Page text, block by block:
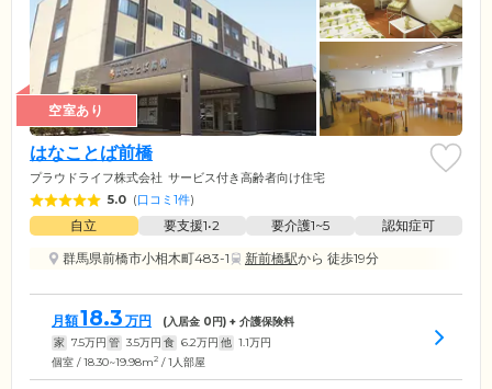
空室あり
はなことば前橋
プラウドライフ株式会社 サービス付き高齢者向け住宅
5.0 (口コミ1件)
自立 要支援1•2 要介護1~5
認知症可
群馬県前橋市小相木町483-1
新前橋駅から 徒歩19分
月額18.3 万円 (入居金 0円) + 介護保険料
家 7.5万円 管 3.5万円 食 6.2万円 他 1.1万円
個室 / 18.30~19.98m2 / 1人部屋